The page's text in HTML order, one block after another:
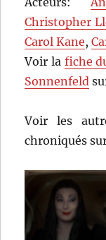
Christopher
Carol Kane,
Voir la fiche
Sonnenfeld
Voir les
chroniqués